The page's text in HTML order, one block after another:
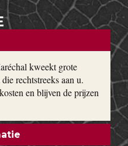
kweekt grote
rechtstreeks aan u.
en blijven de prijzen